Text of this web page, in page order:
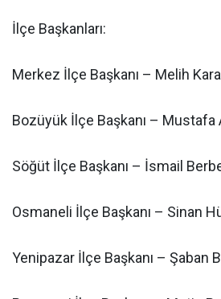
İlçe Başkanları:
Merkez İlçe Başkanı – Melih
Bozüyük İlçe Başkanı – Mustafa
Söğüt İlçe Başkanı – İsmail
Osmaneli İlçe Başkanı – Sinan
Yenipazar İlçe Başkanı – Şaban